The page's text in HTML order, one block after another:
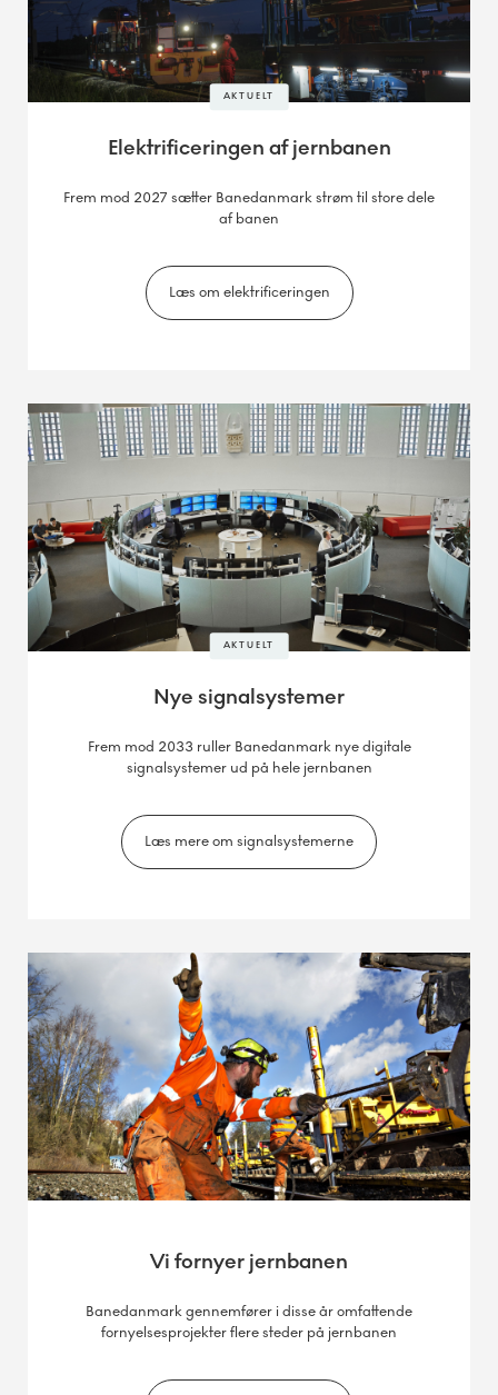
AKTUELT
Elektrificeringen af jernbanen
Frem mod 2027 sætter Banedanmark strøm til store dele
af banen
Læs om elektrificeringen
AKTUELT
Nye signalsystemer
Frem mod 2033 ruller Banedanmark nye digitale
signalsystemer ud på hele jernbanen
Læs mere om signalsystemerne
Vi fornyer jernbanen
Banedanmark gennemfører i disse år omfattende
fornyelsesprojekter flere steder på jernbanen